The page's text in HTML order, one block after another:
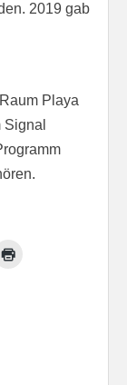
2019 gab
Playa